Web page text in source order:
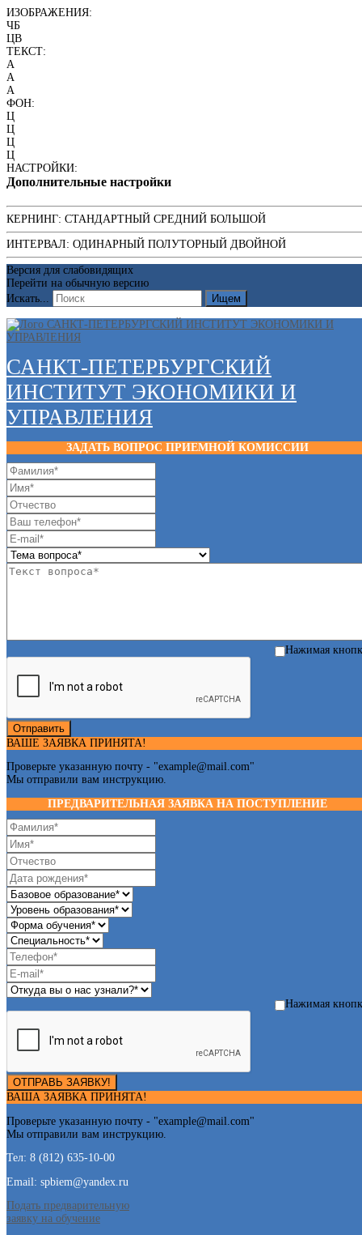
ИЗОБРАЖЕНИЯ:
ЧБ
ЦВ
ТЕКСТ:
A
A
A
ФОН:
Ц
Ц
Ц
Ц
НАСТРОЙКИ:
Дополнительные настройки
КЕРНИНГ: СТАНДАРТНЫЙ СРЕДНИЙ БОЛЬШОЙ
ИНТЕРВАЛ: ОДИНАРНЫЙ ПОЛУТОРНЫЙ ДВОЙНОЙ
Версия для слабовидящих
Перейти на обычную версию
Искать...
Ищем
САНКТ-ПЕТЕРБУРГСКИЙ
ИНСТИТУТ ЭКОНОМИКИ И
УПРАВЛЕНИЯ
ЗАДАТЬ ВОПРОС ПРИЕМНОЙ КОМИССИИ
Нажимая
Отправить
ВАШЕ ЗАЯВКА ПРИНЯТА!
Проверьте указанную почту - "example@mail.com"
Мы отправили вам инструкцию.
ПРЕДВАРИТЕЛЬНАЯ ЗАЯВКА НА ПОСТУПЛЕНИЕ
Нажимая
ОТПРАВЬ ЗАЯВКУ!
ВАША ЗАЯВКА ПРИНЯТА!
Проверьте указанную почту - "example@mail.com"
Мы отправили вам инструкцию.
Тел: 8 (812) 635-10-00
Email: spbiem@yandex.ru
Подать предварительную
заявку на обучение